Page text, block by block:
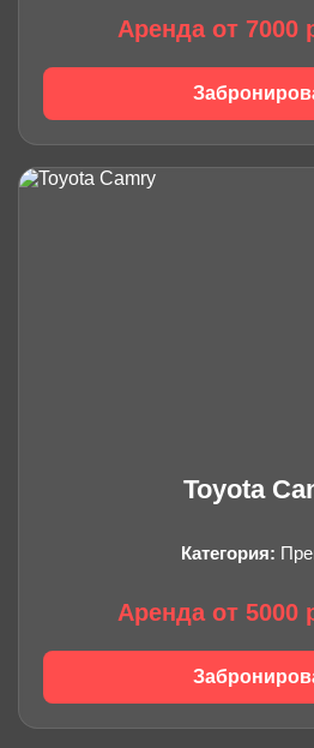
Аренда от 7000
Toyota
Категория:
Аренда от 5000